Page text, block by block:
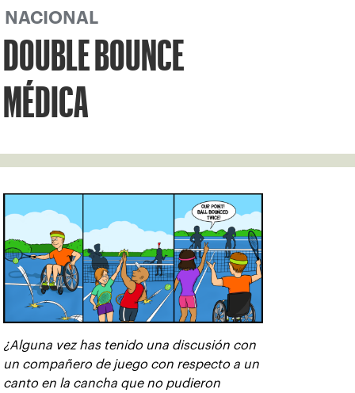
NACIONAL
DOUBLE BOUNCE
MÉDICA
¿Alguna vez has tenido una discusión con
un compañero de juego con respecto a un
canto en la cancha que no pudieron